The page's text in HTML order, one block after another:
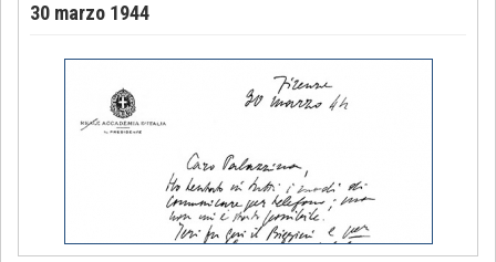
30 marzo 1944